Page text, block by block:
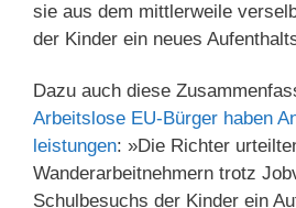
sie aus dem mittlerweile
der Kinder ein neues
Dazu auch diese
Arbeits­lose EU-Bürger haben
leis­tungen: »Die Richter
Wanderarbeitnehmern trotz
Schulbesuchs der Kinder ein